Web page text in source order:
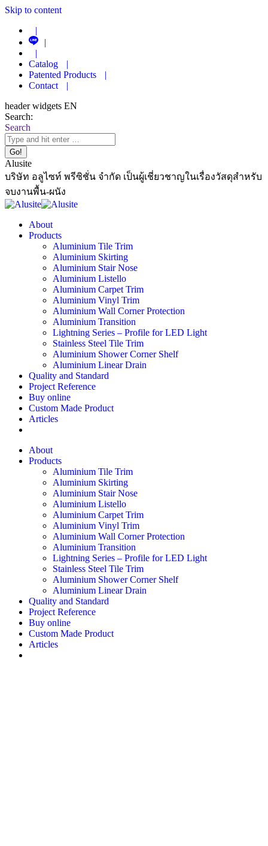
Skip to content
|
|
|
Catalog
|
Patented Products
|
Contact
|
header widgets EN
Search:
Search
Alusite
บริษัท อลูไซท์ พรีซิชั่น จำกัด เป็นผู้เชี่ยวชาญในเรื่องวัสดุสำหรับ
จบงานพื้น-ผนัง
About
Products
Aluminium Tile Trim
Aluminium Skirting
Aluminium Stair Nose
Aluminium Listello
Aluminium Carpet Trim
Aluminium Vinyl Trim
Aluminium Wall Corner Protection
Aluminium Transition
Lightning Series – Profile for LED Light
Stainless Steel Tile Trim
Aluminium Shower Corner Shelf
Aluminium Linear Drain
Quality and Standard
Project Reference
Buy online
Custom Made Product
Articles
About
Products
Aluminium Tile Trim
Aluminium Skirting
Aluminium Stair Nose
Aluminium Listello
Aluminium Carpet Trim
Aluminium Vinyl Trim
Aluminium Wall Corner Protection
Aluminium Transition
Lightning Series – Profile for LED Light
Stainless Steel Tile Trim
Aluminium Shower Corner Shelf
Aluminium Linear Drain
Quality and Standard
Project Reference
Buy online
Custom Made Product
Articles